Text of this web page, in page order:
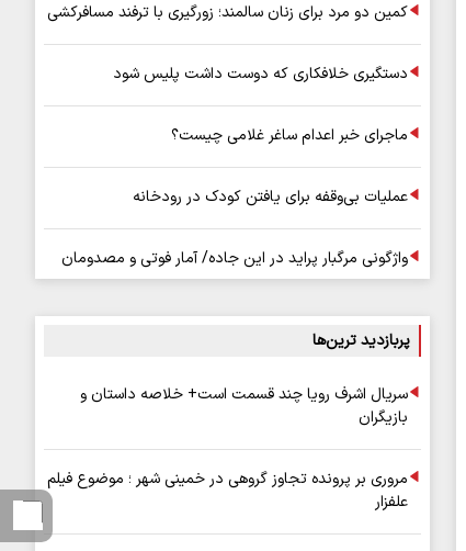
کمین دو مرد برای زنان سالمند؛ زورگیری با ترفند مسافرکشی
دستگیری خلافکاری که دوست داشت پلیس شود
ماجرای خبر اعدام ساغر غلامی چیست؟
عملیات بی‌وقفه برای یافتن کودک در رودخانه
واژگونی مرگبار پراید در این جاده/ آمار فوتی و مصدومان
پربازدید ترین‌ها
سریال اشرف رویا چند قسمت است+ خلاصه داستان و
بازیگران
مروری بر پرونده تجاوز گروهی در خمینی شهر ؛ موضوع فیلم
علفزار